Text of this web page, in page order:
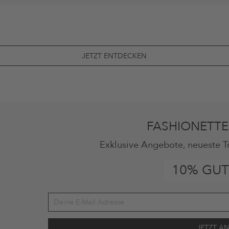
JETZT ENTDECKEN
Exklusive Angebote, neueste
10%